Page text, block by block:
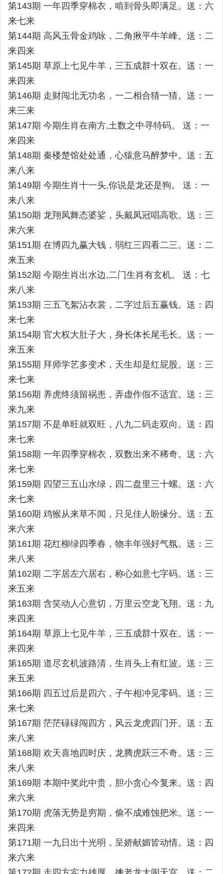
第143期 一年四季穿棉衣，啃到骨头即满足。送：六
来七来
第144期 高风玉骨金鸡咏，二角揪平牛羊峰。送：二
来四来
第145期 草原上七见牛羊，三五成群十双在。送：一
来四来
第146期 走财闯北无功名，一二相合猜一猜。送：一
来三来
第147期 今期生肖在南方,土数之中寻特码。 送：一
来四来
第148期 秦楼楚馆处处通，心猿意马醉梦中。送：五
来八来
第149期 今期生肖十一头,你说是龙还是狗。 送：一
来八来
第150期 龙翔凤舞态婆娑，头戴凤冠唱高歌。送：三
来六来
第151期 在博四九赢大钱，弱红三四看二三。送：二
来五来
第152期 今期生肖出水边,二门生肖有玄机。 送：七
来八来
第153期 三五飞絮沾衣裳，二字过后五赢钱。送：四
来七来
第154期 官大权大肚子大，身长体长尾毛长。送：一
来五来
第155期 拜师学艺多变术，天生却是红屁股。送：三
来七来
第156期 养虎终须留祸患，弄虚作假不适宜。送：三
来九来
第157期 不是单旺就双旺，八九二码走双向。送：四
来七来
第158期 一年四季穿棉衣，双数出来不稀奇。送：六
来七来
第159期 四望三五山水绿，四二盘里三十螺。送：六
来七来
第160期 鸡猴从来草不闻，只见佳人盼缘分。送：五
来六来
第161期 花红柳绿四季春，物丰年强好气氛。送：三
来八来
第162期 二字居左六居右，称心如意七字码。送：三
来五来
第163期 含笑动人心意切，万里云空龙飞翔。送：九
来四来
第164期 草原上七见牛羊，三五成群十双在。送：一
来四来
第165期 道尽玄机波路清，生肖头上有红波。送：三
来五来
第166期 四五过后是四六，子午相冲见零码。送：三
来七来
第167期 茫茫碌碌闯四方，风云龙虎四门开。送：五
来八来
第168期 欢天喜地四时庆，龙腾虎跃三不奇。送：三
来八来
第169期 本期中奖此中贵，胆小贪心今复来。送：四
来六来
第170期 虎落无势是穷期，偷不成难蚀把米。送：一
来四来
第171期 一九日出十光明，呈娇献媚皆动情。送：四
来六来